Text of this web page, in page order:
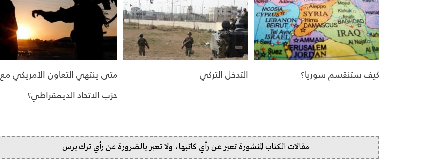
كيف ستنقسم سوريا؟ التدخل التركي
متى ينتهي التعاون الأمريكي مع
حزب الاتحاد الديمقراطي؟
مقالات الكتاب المنشورة تعبر عن رأي كاتبها، ولا تعبر بالضرورة عن رأي ترك برس